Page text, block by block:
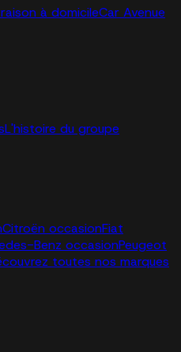
à domicileCar Avenue
L'histoire du groupe
Citroën occasionFiat
Benz occasionPeugeot
toutes nos marques